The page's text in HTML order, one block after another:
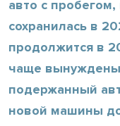
авто с
сохранилась в
продолжится в
чаще вынуждены
подержанный
новой машины